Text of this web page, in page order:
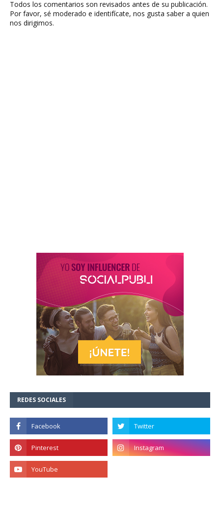
Todos los comentarios son revisados antes de su publicación.
Por favor, sé moderado e identifícate, nos gusta saber a quien
nos dirigimos.
REDES SOCIALES